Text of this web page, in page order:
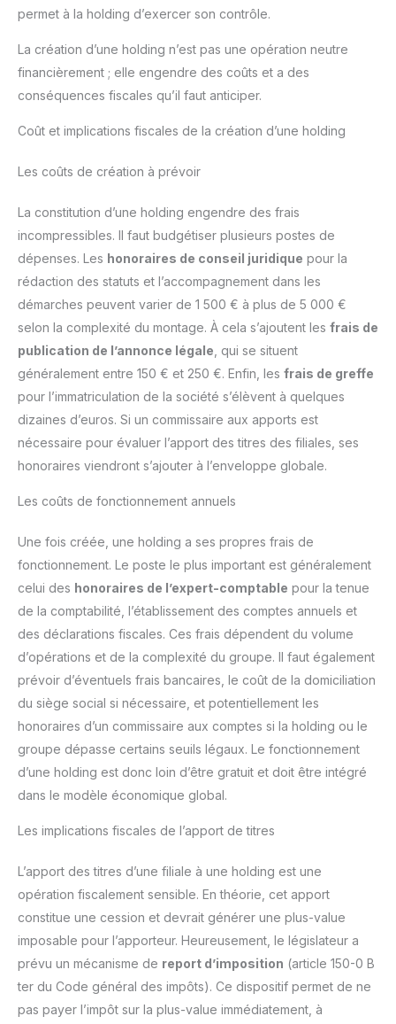
permet à la holding d’exercer son contrôle.
La création d’une holding n’est pas une opération neutre
financièrement ; elle engendre des coûts et a des
conséquences fiscales qu’il faut anticiper.
Coût et implications fiscales de la création d’une holding
Les coûts de création à prévoir
La constitution d’une holding engendre des frais
incompressibles. Il faut budgétiser plusieurs postes de
dépenses. Les honoraires de conseil juridique pour la
rédaction des statuts et l’accompagnement dans les
démarches peuvent varier de 1 500 € à plus de 5 000 €
selon la complexité du montage. À cela s’ajoutent les frais de
publication de l’annonce légale , qui se situent
généralement entre 150 € et 250 €. Enfin, les frais de greffe
pour l’immatriculation de la société s’élèvent à quelques
dizaines d’euros. Si un commissaire aux apports est
nécessaire pour évaluer l’apport des titres des filiales, ses
honoraires viendront s’ajouter à l’enveloppe globale.
Les coûts de fonctionnement annuels
Une fois créée, une holding a ses propres frais de
fonctionnement. Le poste le plus important est généralement
celui des honoraires de l’expert-comptable pour la tenue
de la comptabilité, l’établissement des comptes annuels et
des déclarations fiscales. Ces frais dépendent du volume
d’opérations et de la complexité du groupe. Il faut également
prévoir d’éventuels frais bancaires, le coût de la domiciliation
du siège social si nécessaire, et potentiellement les
honoraires d’un commissaire aux comptes si la holding ou le
groupe dépasse certains seuils légaux. Le fonctionnement
d’une holding est donc loin d’être gratuit et doit être intégré
dans le modèle économique global.
Les implications fiscales de l’apport de titres
L’apport des titres d’une filiale à une holding est une
opération fiscalement sensible. En théorie, cet apport
constitue une cession et devrait générer une plus-value
imposable pour l’apporteur. Heureusement, le législateur a
prévu un mécanisme de report d’imposition (article 150-0 B
ter du Code général des impôts). Ce dispositif permet de ne
pas payer l’impôt sur la plus-value immédiatement, à